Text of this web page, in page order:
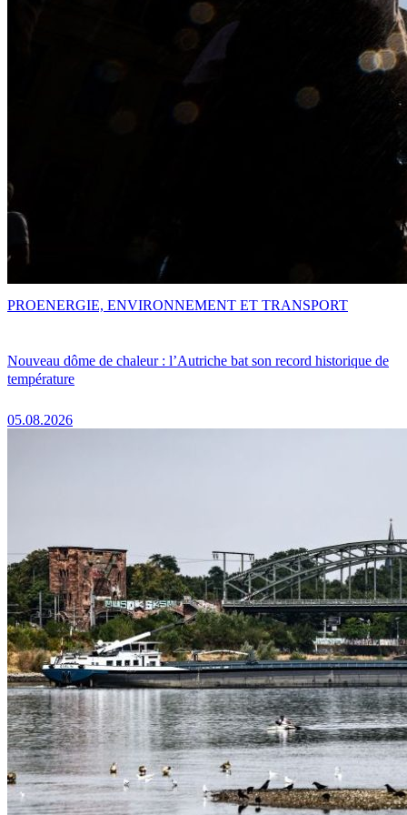
Nouveau dôme de chaleur : l’Autriche bat son record historique de
température
05.08.2026
PROENERGIE, ENVIRONNEMENT ET TRANSPORT